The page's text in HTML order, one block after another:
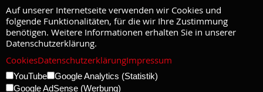
Auf unserer Internetseite verwenden wir Cookies und
folgende Funktionalitäten, für die wir Ihre Zustimmung
benötigen. Weitere Informationen erhalten Sie in unserer
Datenschutzerklärung.
CookiesDatenschutzerklärungImpressum
YouTube
Google Analytics (Statistik)
Google AdSense (Werbung)